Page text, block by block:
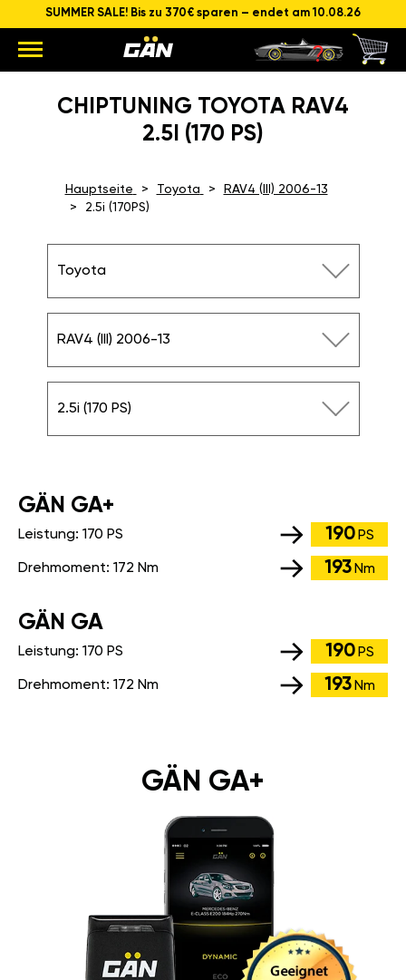
SUMMER SALE! Bis zu 370€ sparen – endet am 10.08.26
CHIPTUNING TOYOTA RAV4
2.5I (170 PS)
Hauptseite Toyota
RAV4 (III) 2006-13
2.5i (170PS)
Toyota
RAV4 (III) 2006-13
2.5i (170 PS)
GÄN GA+
Leistung: 170 PS 190 PS
Drehmoment: 172 Nm 193 Nm
GÄN GA
Leistung: 170 PS 190 PS
Drehmoment: 172 Nm 193 Nm
GÄN GA+